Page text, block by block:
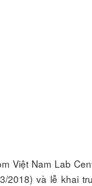
Việt Nam Lab
2018) và lễ khai